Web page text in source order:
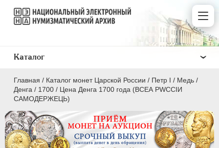
Главная / Каталог монет Царской России / Пeтр I / Медь /
Денга / 1700 / Цена Денга 1700 года (ВСЕА РWССIИ
САМОДЕРЖЕЦЬ)
Каталог
ПEТР I 1699 - 1725